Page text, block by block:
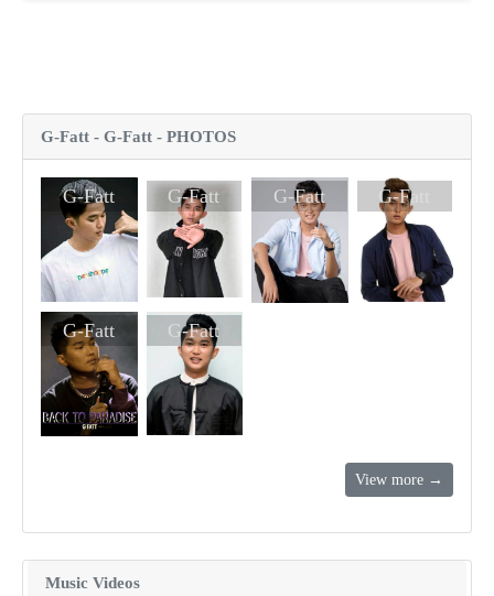
G-Fatt - G-Fatt - PHOTOS
G-Fatt G-Fatt G-Fatt G-Fatt
G-Fatt G-Fatt
View more →
Music Videos